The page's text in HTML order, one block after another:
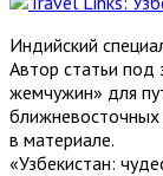
Индийский
Автор статьи под
жемчужин» для
в материале.
«Узбекистан: